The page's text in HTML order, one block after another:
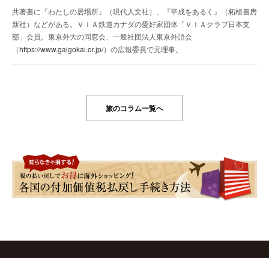
共著書に『わたしの居場所』（現代人文社）、『平成をあるく』（柘植書房
新社）などがある。ＶＩＡ鉄道カナダの愛好家団体「ＶＩＡクラブ日本支
部」会員。東京外大の同窓会、一般社団法人東京外語会
（https://www.gaigokai.or.jp/）の広報委員で元理事。
旅のコラム一覧へ